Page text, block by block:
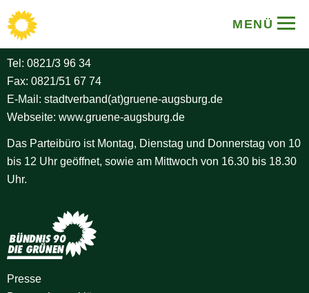
MENÜ
BÜNDNIS 90/DIE GRÜNEN
Stadtverband Augsburg
Tel: 0821/3 96 34
Fax: 0821/51 67 74
E-Mail: stadtverband(at)gruene-augsburg.de
Webseite: www.gruene-augsburg.de
Das Parteibüro ist Montag, Dienstag und Donnerstag von 10
bis 12 Uhr geöffnet, sowie am Mittwoch von 16.30 bis 18.30
Uhr.
Presse